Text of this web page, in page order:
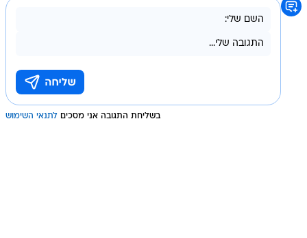
בשליחת התגובה אני מסכים לתנאי השימוש